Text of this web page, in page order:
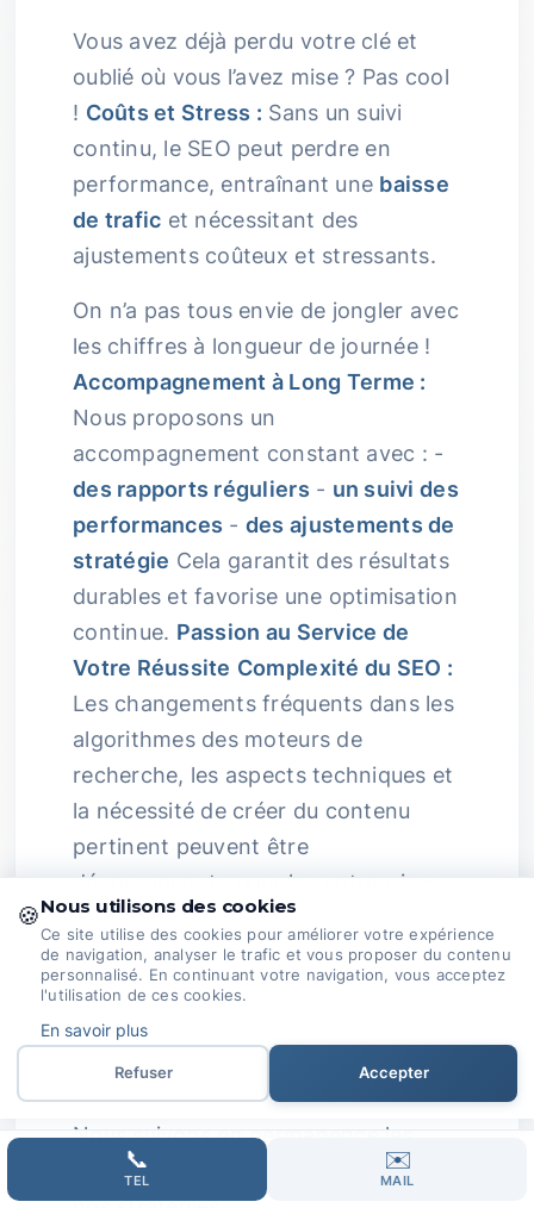
Vous avez déjà perdu votre clé et
oublié où vous l’avez mise ? Pas cool
! Coûts et Stress : Sans un suivi
continu, le SEO peut perdre en
performance, entraînant une baisse
de trafic et nécessitant des
ajustements coûteux et stressants.
On n’a pas tous envie de jongler avec
les chiffres à longueur de journée !
Accompagnement à Long Terme :
Nous proposons un
accompagnement constant avec : -
des rapports réguliers - un suivi des
performances - des ajustements de
stratégie Cela garantit des résultats
durables et favorise une optimisation
continue. Passion au Service de
Votre Réussite Complexité du SEO :
Les changements fréquents dans les
algorithmes des moteurs de
recherche, les aspects techniques et
la nécessité de créer du contenu
pertinent peuvent être
décourageants pour les entreprises.
Un peu comme essayer de monter un
meuble IKEA sans notice, non ?
Expertise Passionnée :
Domoveillance, nous sommes
passionnés par le SEO.
Nous suivons en permanence les
évolutions du secteur pour ajuster
📞
TEL
✉️
MAIL
🍪Nous utilisons des cookies
Ce site utilise des cookies pour améliorer votre expérience
de navigation, analyser le trafic et vous proposer du contenu
personnalisé. En continuant votre navigation, vous acceptez
l'utilisation de ces cookies.
En savoir plus
Refuser Accepter